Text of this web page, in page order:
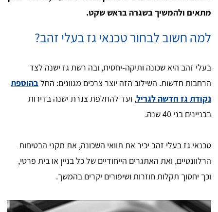
מתאים ולהמשיך בשגרה בראש שקט.
למה חשוב לבחור טכנאי גז בעלי זהב?
בעלי זהב היא שכונה ותיקה‑יחסית, ובה רשת גז ישנה לצד
הרחבות חדשות. השילוב הזה יוצר צרכים מגוונים: החלבהוספת
נקודת גז חדשה לגריל, ועד להחלפת צנרת ישנה בדירות
בבניינים בני 40 שנה.
טכנאי גז בעלי זהב יכיר את תוואי השכונה, את תקני הבטיחות
הרלוונטיים, ואת האתגרים הייחודיים של כל בניין או בית פרטי,
וכך יחסוך תקלות חוזרות ושיפורים יקרים בהמשך.